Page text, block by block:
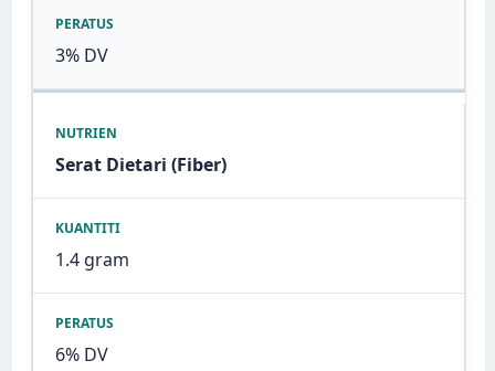
3% DV
Serat Dietari (Fiber)
1.4 gram
6% DV